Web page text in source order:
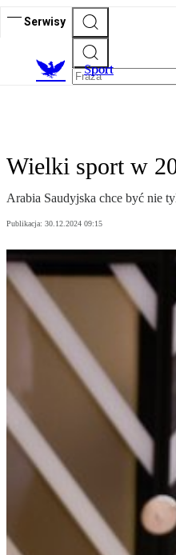
Serwisy
Sport
Wielki sport w
Arabia Saudyjska chce być nie
Publikacja: 30.12.2024 09:15